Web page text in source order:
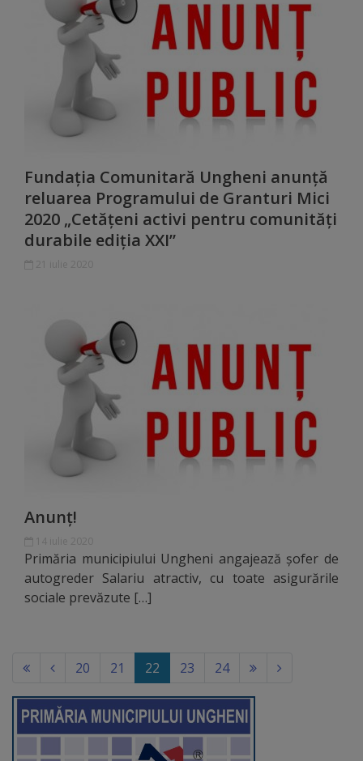
Decizii
Dispoziții
Regulamente
Consultări
publice
Rezultate/Atribuiri
Planuri/
Rapoarte
Licitații
Buget
și
Taxe
Strategii
și
programe
Fundația Comunitară Ungheni anunță
reluarea Programului de Granturi Mici
2020 „Cetățeni activi pentru comunități
durabile ediția XXI”
Anunț!
Primăria municipiului Ungheni angajează șofer de
autogreder Salariu atractiv, cu toate asigurările
sociale prevăzute […]
20 21 22 (current)
23 24